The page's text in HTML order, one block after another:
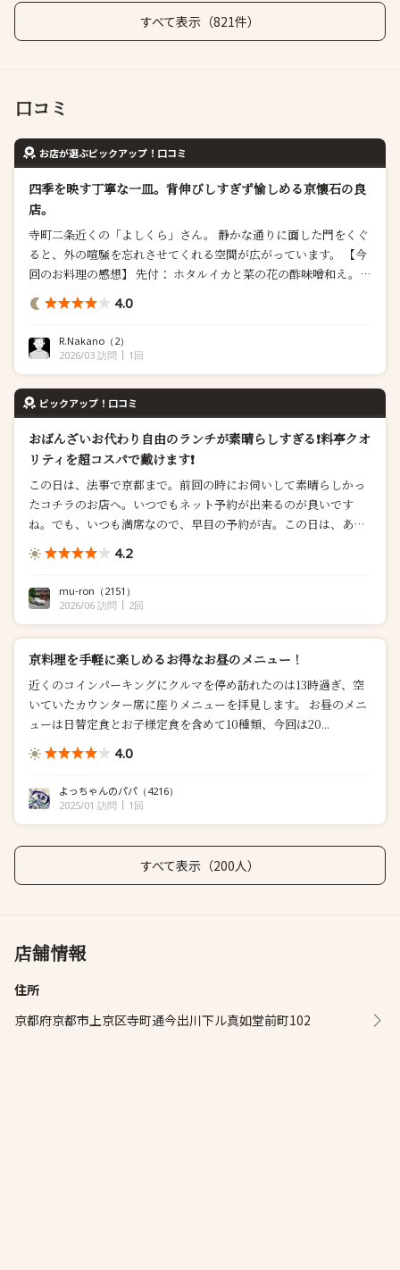
すべて表示（821件）
口コミ
お店が選ぶピックアップ！口コミ
四季を映す丁寧な一皿。背伸びしすぎず愉しめる京懐石の良
店。
寺町二条近くの「よしくら」さん。 静かな通りに面した門をくぐ
ると、外の喧騒を忘れさせてくれる空間が広がっています。 【今
回のお料理の感想】 先付： ホタルイカと菜の花の酢味噌和え。春
の定番ですが、素材の良さが際立ちます。 向付： 氷に敷き詰めら
れたお造り。見た目にも涼やかで鮮度も申し分なし。 焼物： 西京
物： 金目鯛と筍の...
4.0
R.Nakano （2）
2026/03 訪問
1回
ピックアップ！口コミ
おばんざいお代わり自由のランチが素晴らしすぎる❗️料亭クオ
リティを超コスパで戴けます❗️
この日は、法事で京都まで。前回の時にお伺いして素晴らしかっ
たコチラのお店へ。いつでもネット予約が出来るのが良いです
ね。でも、いつも満席なので、早目の予約が吉。この日は、あと
の予定の加減で、オープン11時の予約にしましたが、想定外の大
渋滞に巻き込まれて遅刻(^_^;)。さすが、というか、やはり、満
4.2
mu-ron （2151）
2026/06 訪問
2回
京料理を手軽に楽しめるお得なお昼のメニュー！
近くのコインパーキングにクルマを停め訪れたのは13時過ぎ、空
いていたカウンター席に座りメニューを拝見します。 お昼のメニ
ューは日替定食とお子様定食を含めて10種類、今回は20...
4.0
よっちゃんのパパ （4216）
2025/01 訪問
1回
すべて表示（200人）
店舗情報
住所
京都府京都市上京区寺町通今出川下ル真如堂前町102